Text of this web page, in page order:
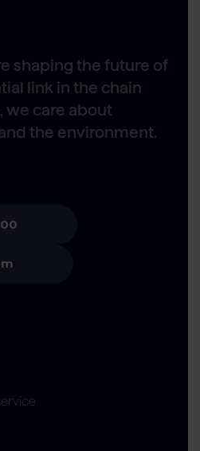
shaping the future of
link in the chain
we care about
the environment.